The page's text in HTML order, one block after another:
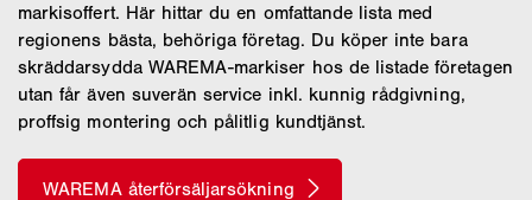
markisoffert. Här hittar du en omfattande lista med
regionens bästa, behöriga företag. Du köper inte bara
skräddarsydda WAREMA-markiser hos de listade företagen
utan får även suverän service inkl. kunnig rådgivning,
proffsig montering och pålitlig kundtjänst.